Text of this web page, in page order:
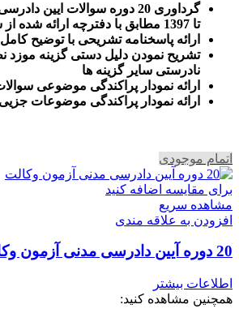
تا 1397 مطابق با دفترچه ارائه شده از سوی سازمان سنجش
ارائه پاسخنامه تشریحی با توضیح
تشریح نمودن دلیل دستی گزینه موزد
نادرستی سایر گزینه ها
ارائه نمودار پراکندگی موضوعی
رائه نمودار پراکندگی موضوعات جزیی
اتمام موجودی
برای مقایسه اضافه کنید
مشاهده سریع
افزودن به علاقه مندی
20 دوره آیین دادرسی مدنی آزمون وکالت – چتردانش
اطلاعات بیشتر
همچنین مشاهده کنید: